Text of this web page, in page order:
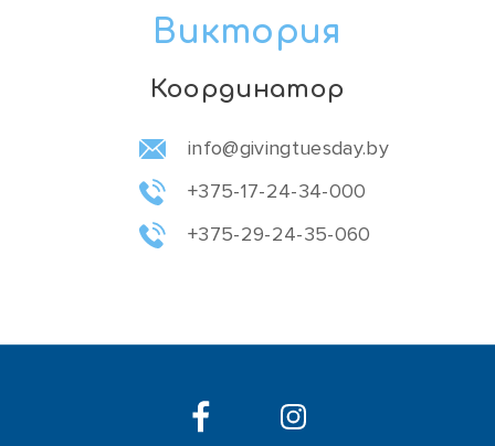
Виктория
Координатор
info@givingtuesday.by
+375-17-24-34-000
+375-29-24-35-060